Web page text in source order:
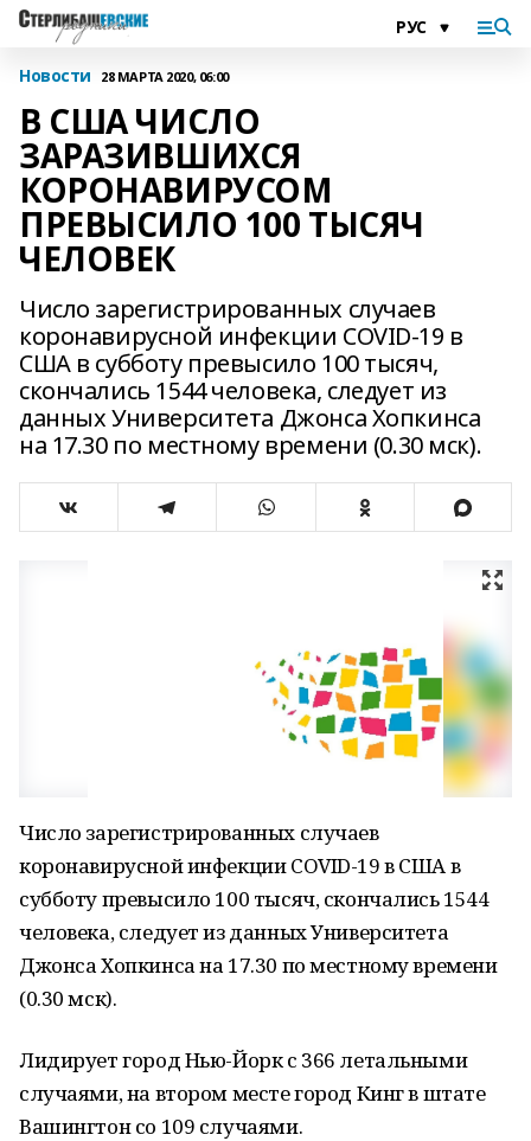
Новости 28 МАРТА 2020, 06:00
В США ЧИСЛО
ЗАРАЗИВШИХСЯ
КОРОНАВИРУСОМ
ПРЕВЫСИЛО 100 ТЫСЯЧ
ЧЕЛОВЕК
Число зарегистрированных случаев
коронавирусной инфекции COVID-19 в
США в субботу превысило 100 тысяч,
скончались 1544 человека, следует из
данных Университета Джонса Хопкинса
на 17.30 по местному времени (0.30 мск).
Число зарегистрированных случаев
коронавирусной инфекции COVID-19 в США в
субботу превысило 100 тысяч, скончались 1544
человека, следует из данных Университета
Джонса Хопкинса на 17.30 по местному времени
(0.30 мск).
Лидирует город Нью-Йорк с 366 летальными
случаями, на втором месте город Кинг в штате
Вашингтон со 109 случаями.